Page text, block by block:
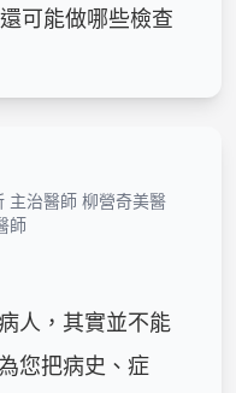
可能做哪些檢查
主治醫師 柳營奇美醫
師
人，其實並不能
您把病史、症